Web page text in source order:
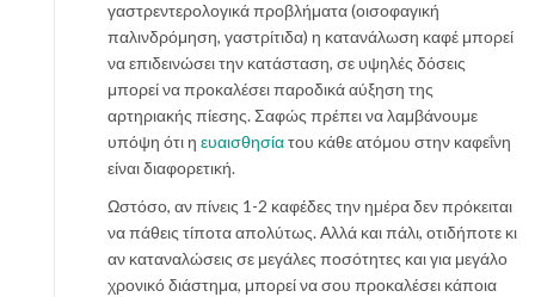
γαστρεντερολογικά προβλήματα (οισοφαγική
παλινδρόμηση, γαστρίτιδα) η κατανάλωση καφέ μπορεί
να επιδεινώσει την κατάσταση, σε υψηλές δόσεις
μπορεί να προκαλέσει παροδικά αύξηση της
αρτηριακής πίεσης. Σαφώς πρέπει να λαμβάνουμε
υπόψη ότι η ευαισθησίατου κάθε ατόμου στην καφεΐνη
είναι διαφορετική.
Ωστόσο, αν πίνεις 1-2 καφέδες την ημέρα δεν πρόκειται
να πάθεις τίποτα απολύτως. Αλλά και πάλι, οτιδήποτε κι
αν καταναλώσεις σε μεγάλες ποσότητες και για μεγάλο
χρονικό διάστημα, μπορεί να σου προκαλέσει κάποια